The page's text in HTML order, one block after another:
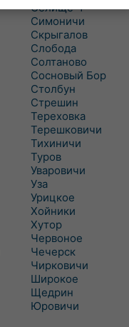
Селище-1
Симоничи
Скрыгалов
Слобода
Солтаново
Сосновый Бор
Столбун
Стрешин
Тереховка
Терешковичи
Тихиничи
Туров
Уваровичи
Уза
Урицкое
Хойники
Хутор
Червоное
Чечерск
Чирковичи
Широкое
Щедрин
Юровичи